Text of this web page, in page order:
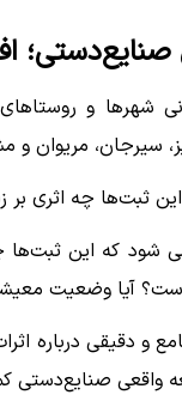
شهرها و
سیرجان، مریوان
چه اثری بر
شود که این ثبت‌ها
آیا وضعیت
و دقیقی
واقعی صنایع‌دستی